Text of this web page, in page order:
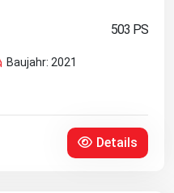
503 PS
Baujahr: 2021
Details